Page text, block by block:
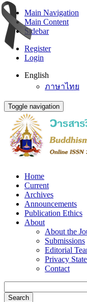
Main Navigation
Main Content
Sidebar
Register
Login
English
ภาษาไทย
Toggle navigation
Home
Current
Archives
Announcements
Publication Ethics
About
About the
Submissions
Editorial
Privacy
Contact
Search